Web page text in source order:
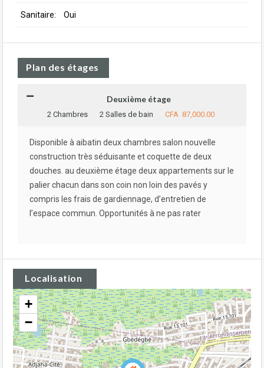
Sanitaire: Oui
Plan des étages
Deuxième étage
2 Chambres 2 Salles de bain CFA 87,000.00
Disponible à aibatin deux chambres salon nouvelle
construction très séduisante et coquette de deux
douches. au deuxième étage deux appartements sur le
palier chacun dans son coin non loin des pavés y
compris les frais de gardiennage, d’entretien de
l’espace commun. Opportunités à ne pas rater
Localisation
+
−